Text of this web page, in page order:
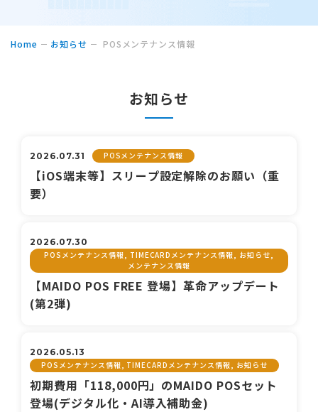
Home お知らせ POSメンテナンス情報
お知らせ
2026.07.31 POSメンテナンス情報
【iOS端末等】スリープ設定解除のお願い（重
要）
2026.07.30
POSメンテナンス情報, TIMECARDメンテナンス情報, お知らせ,
メンテナンス情報
【MAIDO POS FREE 登場】革命アップデート
(第2弾)
2026.05.13
POSメンテナンス情報, TIMECARDメンテナンス情報, お知らせ
初期費用「118,000円」のMAIDO POSセット
登場(デジタル化・AI導入補助金)